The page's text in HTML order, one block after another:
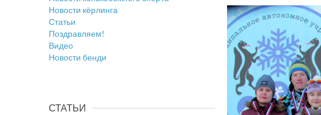
Новости кёрлинга
Статьи
Поздравляем!
Видео
Новости бенди
СТАТЬИ